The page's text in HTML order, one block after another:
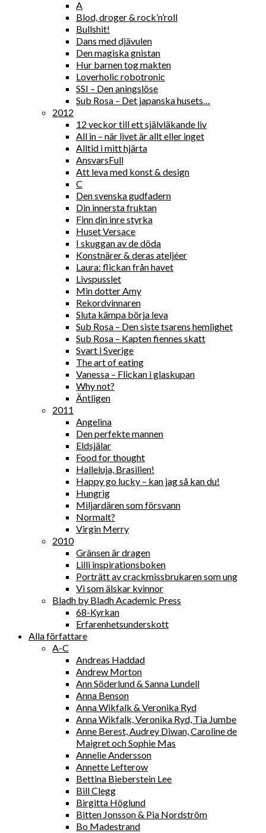
A
Blod, droger & rock’n’roll
Bullshit!
Dans med djävulen
Den magiska gnistan
Hur barnen tog makten
Loverholic robotronic
SSI – Den aningslöse
Sub Rosa – Det japanska husets…
2012
12 veckor till ett självläkande liv
All in – när livet är allt eller inget
Alltid i mitt hjärta
AnsvarsFull
Att leva med konst & design
C
Den svenska gudfadern
Din innersta fruktan
Finn din inre styrka
Huset Versace
I skuggan av de döda
Konstnärer & deras ateljéer
Laura: flickan från havet
Livspusslet
Min dotter Amy
Rekordvinnaren
Sluta kämpa börja leva
Sub Rosa – Den siste tsarens hemlighet
Sub Rosa – Kapten fiennes skatt
Svart i Sverige
The art of eating
Vanessa – Flickan i glaskupan
Why not?
Äntligen
2011
Angelina
Den perfekte mannen
Eldsjälar
Food for thought
Halleluja, Brasilien!
Happy go lucky – kan jag så kan du!
Hungrig
Miljardären som försvann
Normalt?
Virgin Merry
2010
Gränsen är dragen
Lilli inspirationsboken
Porträtt av crackmissbrukaren som ung
Vi som älskar kvinnor
Bladh by Bladh Academic Press
68-Kyrkan
Erfarenhetsunderskott
Alla författare
A-C
Andreas Haddad
Andrew Morton
Ann Söderlund & Sanna Lundell
Anna Benson
Anna Wikfalk & Veronika Ryd
Anna Wikfalk, Veronika Ryd, Tia Jumbe
Anne Berest, Audrey Diwan, Caroline de
Maigret och Sophie Mas
Annelie Andersson
Annette Lefterow
Bettina Bieberstein Lee
Bill Clegg
Birgitta Höglund
Bitten Jonsson & Pia Nordström
Bo Madestrand